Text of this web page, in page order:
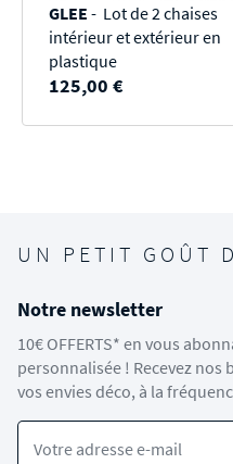
GLEE - Lot de 2 chaises
intérieur et extérieur en
plastique
125,00 €
UN PETIT GOÛT
Notre newsletter
10€ OFFERTS* en vous
personnalisée ! Recevez nos
vos envies déco, à la
Votre adresse e-mail